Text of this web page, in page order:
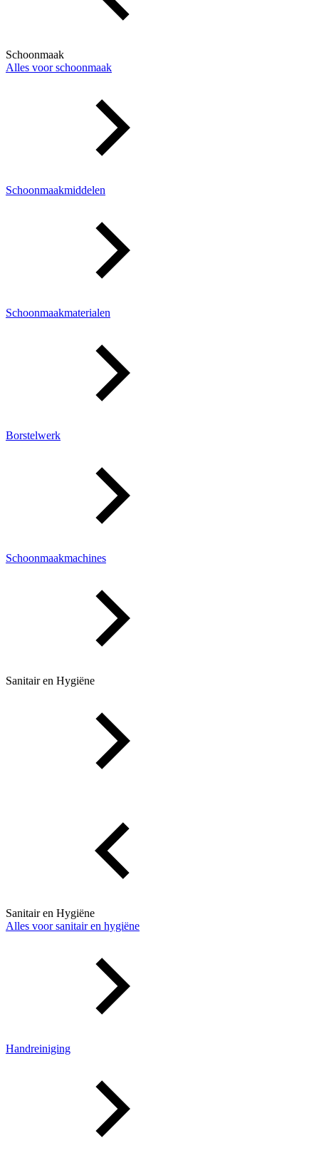
Schoonmaak
Alles voor schoonmaak
Schoonmaakmiddelen
Schoonmaakmaterialen
Borstelwerk
Schoonmaakmachines
Sanitair en Hygiëne
Sanitair en Hygiëne
Alles voor sanitair en hygiëne
Handreiniging